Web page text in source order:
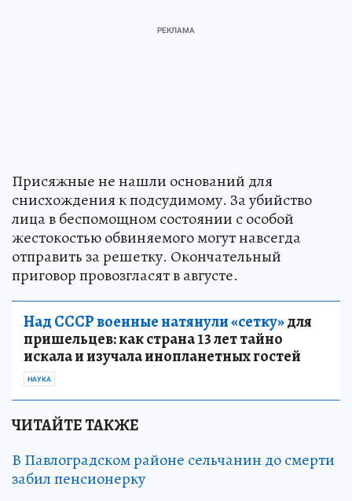
Присяжные не нашли оснований для
снисхождения к подсудимому. За убийство
лица в беспомощном состоянии с особой
жестокостью обвиняемого могут навсегда
отправить за решетку. Окончательный
приговор провозгласят в августе.
Над СССР военные натянули «сетку»для
пришельцев: как страна 13 лет тайно
искала и изучала инопланетных гостей
НАУКА
ЧИТАЙТЕ ТАКЖЕ
В Павлоградском районе сельчанин до смерти
забил пенсионерку